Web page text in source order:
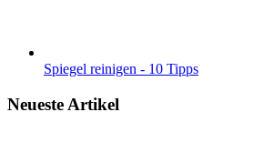
Spiegel reinigen - 10 Tipps
Neueste Artikel